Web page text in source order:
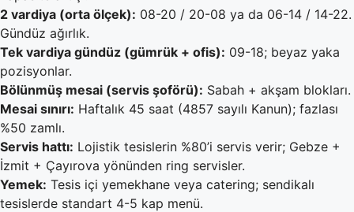
2 vardiya (orta ölçek): 08-20 / 20-08 ya da 06-14 / 14-22.
Gündüz ağırlık.
Tek vardiya gündüz (gümrük + ofis): 09-18; beyaz yaka
pozisyonlar.
Bölünmüş mesai (servis şoförü): Sabah + akşam blokları.
Mesai sınırı: Haftalık 45 saat (4857 sayılı Kanun); fazlası
%50 zamlı.
Servis hattı: Lojistik tesislerin %80’i servis verir; Gebze +
İzmit + Çayırova yönünden ring servisler.
Yemek: Tesis içi yemekhane veya catering; sendikalı
tesislerde standart 4-5 kap menü.